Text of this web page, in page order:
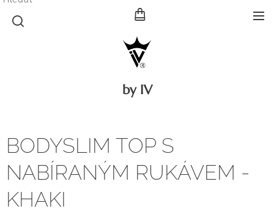
by IV
BODYSLIM TOP S
NABÍRANÝM RUKÁVEM -
KHAKI